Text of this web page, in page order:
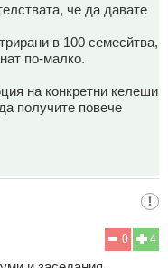
че да давате
в 100 семесйтва,
по-малко.
на конкретни келеши
получите повече
4
0